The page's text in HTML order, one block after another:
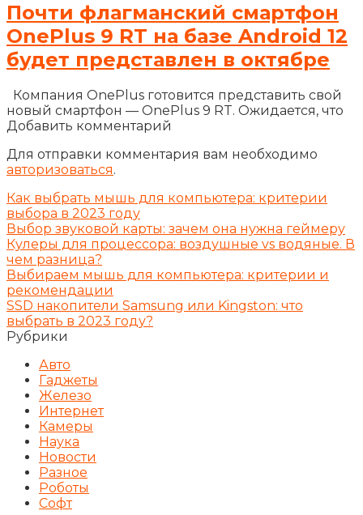
Почти флагманский смартфон
OnePlus 9 RT на базе Android 12
будет представлен в октябре
Компания OnePlus готовится представить свой
новый смартфон — OnePlus 9 RT. Ожидается, что
Добавить комментарий
Для отправки комментария вам необходимо
авторизоваться.
Как выбрать мышь для компьютера: критерии
выбора в 2023 году
Выбор звуковой карты: зачем она нужна геймеру
Кулеры для процессора: воздушные vs водяные. В
чем разница?
Выбираем мышь для компьютера: критерии и
рекомендации
SSD накопители Samsung или Kingston: что
выбрать в 2023 году?
Рубрики
Авто
Гаджеты
Железо
Интернет
Камеры
Наука
Новости
Разное
Роботы
Софт